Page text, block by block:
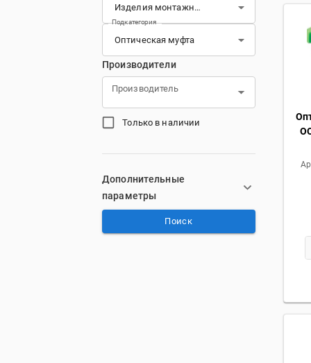
Подкатегория
Производители
Производитель
Только в наличии
Дополнительные
параметры
Поиск